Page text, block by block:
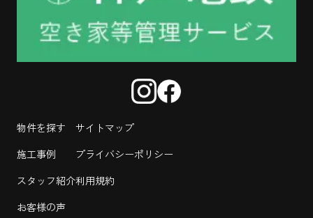
物件を探す
施工事例
スタッフ紹介
お客様の声
サイトマップ
プライバシーポリシー
利用規約